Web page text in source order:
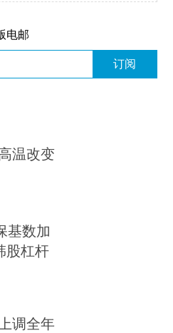
电邮
订阅
温改变
基数加
股杠杆
调全年